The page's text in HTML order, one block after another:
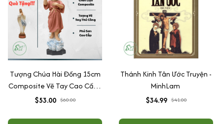
Tượng Chúa Hài Đồng 15cm
Composite Vẽ Tay Cao Cấp |
Tượng Công Giáo Để Ô Tô,
$53.00 $60.00
Thánh Kinh Tân Ước Truyện -
MinhLam
$34.99 $41.00